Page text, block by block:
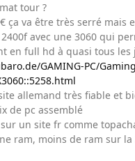
tour ?
ça va être très serré mais
avec une 3060 qui
en full hd à quasi tous les
GAMING-PC/
allemand très fiable et
de pc assemblé
un site fr comme
ram, moins de ram sur la